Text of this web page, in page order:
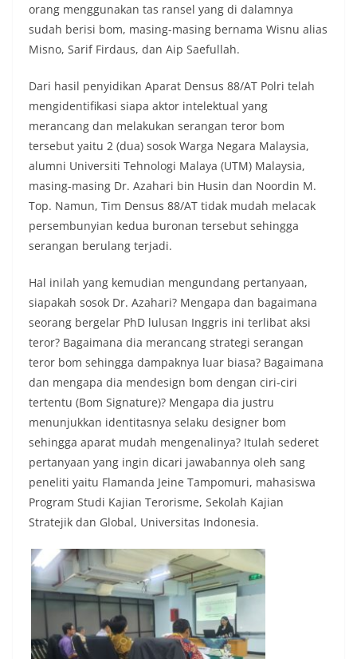
orang menggunakan tas ransel yang di dalamnya
sudah berisi bom, masing-masing bernama Wisnu alias
Misno, Sarif Firdaus, dan Aip Saefullah.
Dari hasil penyidikan Aparat Densus 88/AT Polri telah
mengidentifikasi siapa aktor intelektual yang
merancang dan melakukan serangan teror bom
tersebut yaitu 2 (dua) sosok Warga Negara Malaysia,
alumni Universiti Tehnologi Malaya (UTM) Malaysia,
masing-masing Dr. Azahari bin Husin dan Noordin M.
Top. Namun, Tim Densus 88/AT tidak mudah melacak
persembunyian kedua buronan tersebut sehingga
serangan berulang terjadi.
Hal inilah yang kemudian mengundang pertanyaan,
siapakah sosok Dr. Azahari? Mengapa dan bagaimana
seorang bergelar PhD lulusan Inggris ini terlibat aksi
teror? Bagaimana dia merancang strategi serangan
teror bom sehingga dampaknya luar biasa? Bagaimana
dan mengapa dia mendesign bom dengan ciri-ciri
tertentu (Bom Signature)? Mengapa dia justru
menunjukkan identitasnya selaku designer bom
sehingga aparat mudah mengenalinya? Itulah sederet
pertanyaan yang ingin dicari jawabannya oleh sang
peneliti yaitu Flamanda Jeine Tampomuri, mahasiswa
Program Studi Kajian Terorisme, Sekolah Kajian
Stratejik dan Global, Universitas Indonesia.